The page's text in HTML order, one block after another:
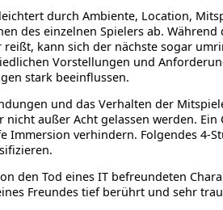
durch Ambiente, Location,
des einzelnen Spielers ab.
kann sich der nächste sogar
Vorstellungen und
stark beeinflussen.
und das Verhalten der
außer Acht gelassen werden. Ein
Immersion verhindern. Folgendes 4-
den Tod eines IT befreundeten
Freundes tief berührt und sehr